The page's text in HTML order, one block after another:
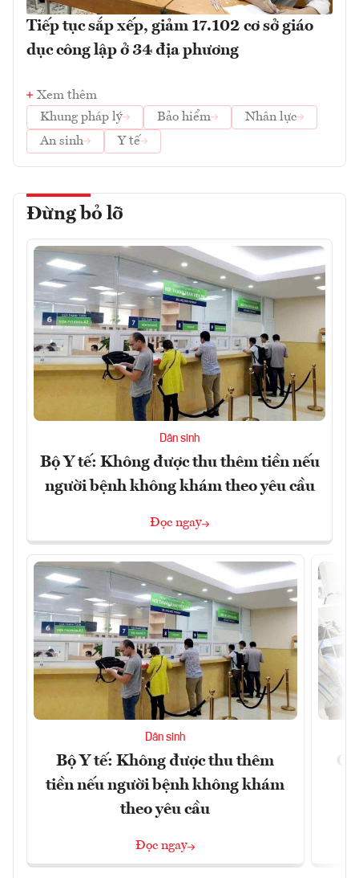
Tiếp tục sắp xếp, giảm 17.102 cơ sở giáo
dục công lập ở 34 địa phương
Xem thêm
Khung pháp lý
Bảo hiểm
Nhân lực
An sinh
Y tế
Đừng bỏ lỡ
Dân sinh
Bộ Y tế: Không được thu thêm tiền nếu
người bệnh không khám theo yêu cầu
Đọc ngay
Dân sinh
Bộ Y tế: Không được thu thêm
tiền nếu người bệnh không khám
theo yêu cầu
Đọc ngay